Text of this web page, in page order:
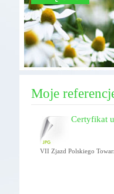
Moje
Certyfikat
VII Zjazd Polskiego